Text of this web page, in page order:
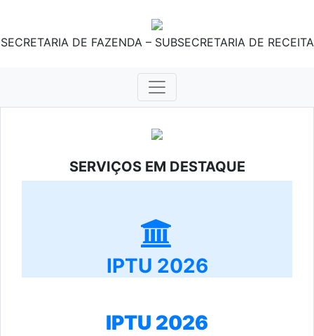
SECRETARIA DE FAZENDA – SUBSECRETARIA DE RECEITA
SERVIÇOS EM DESTAQUE
IPTU 2026
IPTU 2026